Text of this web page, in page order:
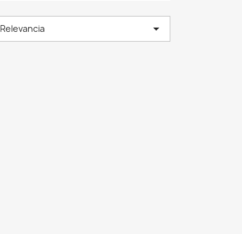
Relevancia 